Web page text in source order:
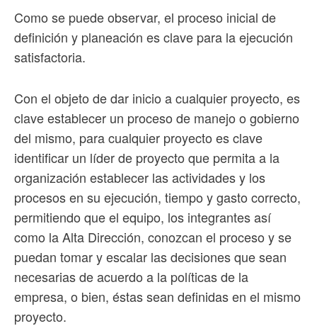
Como se puede observar, el proceso inicial de
definición y planeación es clave para la ejecución
satisfactoria.
Con el objeto de dar inicio a cualquier proyecto, es
clave establecer un proceso de manejo o gobierno
del mismo, para cualquier proyecto es clave
identificar un líder de proyecto que permita a la
organización establecer las actividades y los
procesos en su ejecución, tiempo y gasto correcto,
permitiendo que el equipo, los integrantes así
como la Alta Dirección, conozcan el proceso y se
puedan tomar y escalar las decisiones que sean
necesarias de acuerdo a la políticas de la
empresa, o bien, éstas sean definidas en el mismo
proyecto.